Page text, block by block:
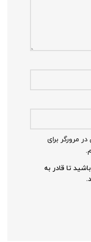
مرورگر برای
تا قادر به